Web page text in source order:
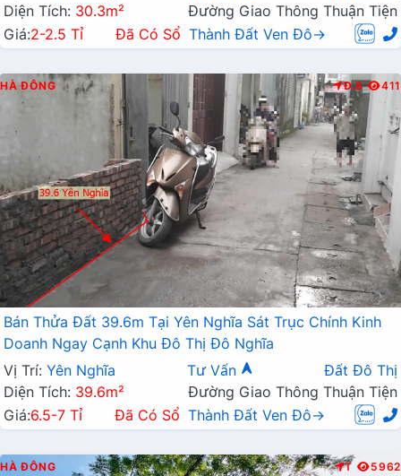
Diện Tích: 30.3m²
Đường Giao Thông Thuận Tiện
Giá:2-2.5 Tỉ Đã Có Sổ Thành Đất Ven Đô→
HÀ ĐÔNG Đ.B 411
Bán Thửa Đất 39.6m Tại Yên Nghĩa Sát Trục Chính Kinh
Doanh Ngay Cạnh Khu Đô Thị Đô Nghĩa
Vị Trí: Yên Nghĩa Tư Vấn
Đất Đô Thị
Diện Tích: 39.6m²
Đường Giao Thông Thuận Tiện
Giá:6.5-7 Tỉ Đã Có Sổ Thành Đất Ven Đô→
HÀ ĐÔNG T 5962